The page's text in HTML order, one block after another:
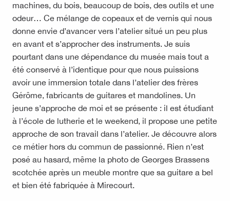
machines, du bois, beaucoup de bois, des outils et une
odeur… Ce mélange de copeaux et de vernis qui nous
donne envie d’avancer vers l’atelier situé un peu plus
en avant et s’approcher des instruments. Je suis
pourtant dans une dépendance du musée mais tout a
été conservé à l’identique pour que nous puissions
avoir une immersion totale dans l’atelier des frères
Gérôme, fabricants de guitares et mandolines. Un
jeune s’approche de moi et se présente : il est étudiant
à l’école de lutherie et le weekend, il propose une petite
approche de son travail dans l’atelier. Je découvre alors
ce métier hors du commun de passionné. Rien n’est
posé au hasard, même la photo de Georges Brassens
scotchée après un meuble montre que sa guitare a bel
et bien été fabriquée à Mirecourt.